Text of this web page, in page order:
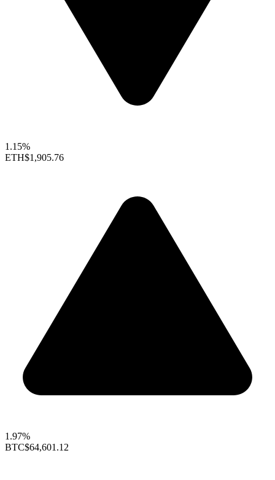
1.15%
ETH$1,905.76
1.97%
BTC$64,601.12